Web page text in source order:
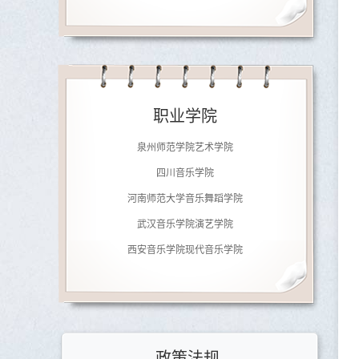
职业学院
济南大学音乐学院
南京师范大学音乐学院
广东文艺职业学院
泉州师范学院艺术学院
四川音乐学院
河南师范大学音乐舞蹈学院
武汉音乐学院演艺学院
西安音乐学院现代音乐学院
北京劲松职业高中
南京师范大学音乐学院